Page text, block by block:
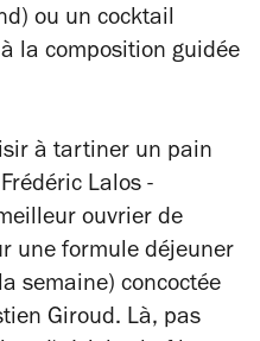
ou un cocktail
la composition guidée
à tartiner un pain
Lalos -
ouvrier de
une formule déjeuner
semaine) concoctée
Giroud. Là, pas